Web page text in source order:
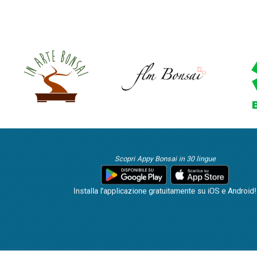
Scopri Appy Bonsai in 30 lingue
Installa l'applicazione gratuitamente su iOS e Android!